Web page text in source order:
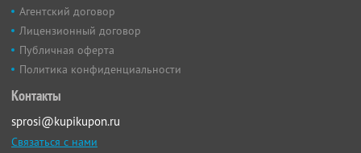
Агентский договор
Лицензионный договор
Публичная оферта
Политика конфиденциальности
Контакты
sprosi@kupikupon.ru
Связаться с нами